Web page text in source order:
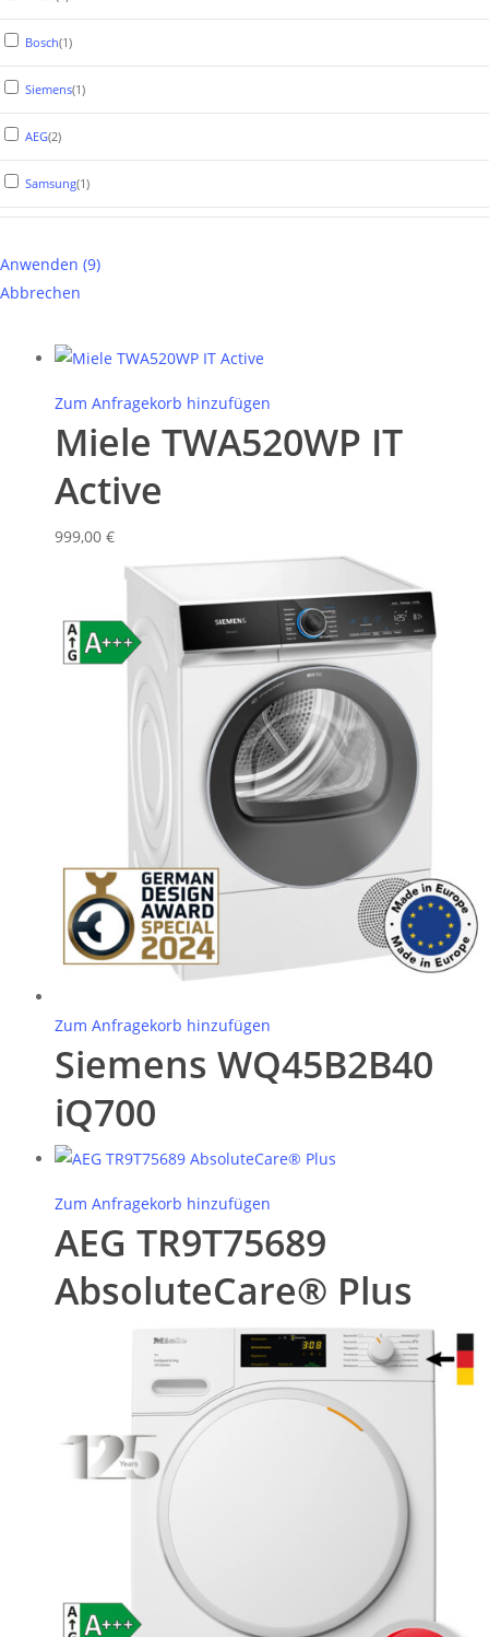
Bosch(1)
Siemens(1)
AEG(2)
Samsung(1)
Anwenden (9)
Abbrechen
Zum Anfragekorb hinzufügen
Miele TWA520WP IT
Active
999,00 €
Zum Anfragekorb hinzufügen
Siemens WQ45B2B40
iQ700
Zum Anfragekorb hinzufügen
AEG TR9T75689
AbsoluteCare® Plus